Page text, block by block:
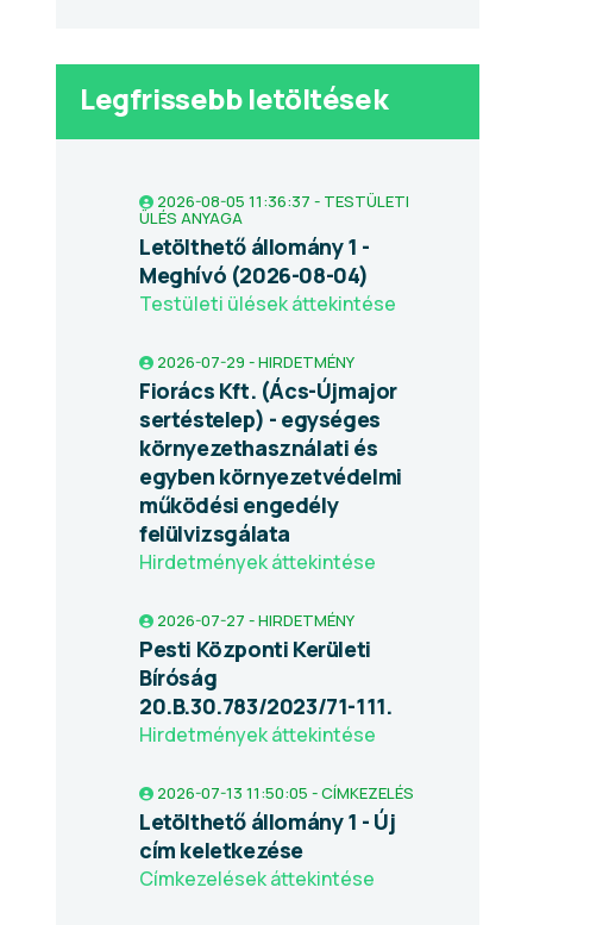
Legfrissebb letöltések
2026-08-05 11:36:37 - TESTÜLETI
ÜLÉS ANYAGA
Letölthető állomány 1 -
Meghívó (2026-08-04)
Testületi ülések áttekintése
2026-07-29 - HIRDETMÉNY
Fiorács Kft. (Ács-Újmajor
sertéstelep) - egységes
környezethasználati és
egyben környezetvédelmi
működési engedély
felülvizsgálata
Hirdetmények áttekintése
2026-07-27 - HIRDETMÉNY
Pesti Központi Kerületi
Bíróság
20.B.30.783/2023/71-111.
Hirdetmények áttekintése
2026-07-13 11:50:05 - CÍMKEZELÉS
Letölthető állomány 1 - Új
cím keletkezése
Címkezelések áttekintése